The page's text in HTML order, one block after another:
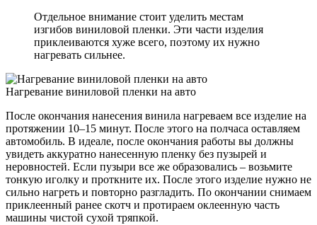
Отдельное внимание стоит уделить местам
изгибов виниловой пленки. Эти части изделия
приклеиваются хуже всего, поэтому их нужно
нагревать сильнее.
Нагревание виниловой пленки на авто
После окончания нанесения винила нагреваем все изделие на
протяжении 10–15 минут. После этого на полчаса оставляем
автомобиль. В идеале, после окончания работы вы должны
увидеть аккуратно нанесенную пленку без пузырей и
неровностей. Если пузыри все же образовались – возьмите
тонкую иголку и проткните их. После этого изделие нужно не
сильно нагреть и повторно разгладить. По окончании снимаем
приклеенный ранее скотч и протираем оклеенную часть
машины чистой сухой тряпкой.